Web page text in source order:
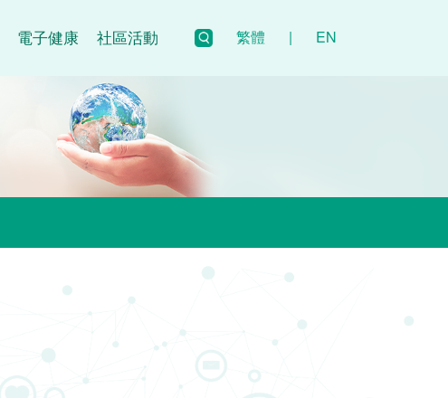
繁體 | EN
電子健康 社區活動